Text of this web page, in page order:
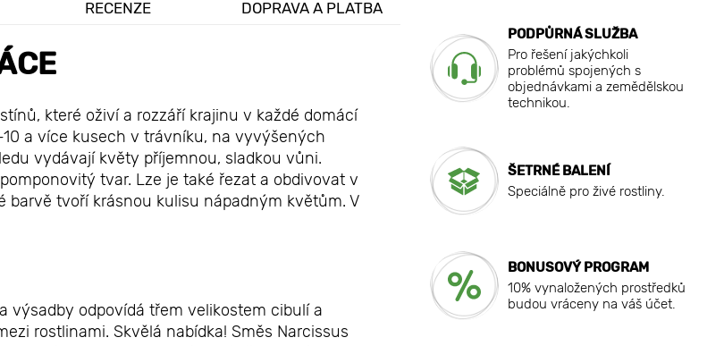
RECENZE DOPRAVA A PLATBA
které oživí a rozzáří krajinu v každé domácí
a více kusech v trávníku, na vyvýšených
vydávají květy příjemnou, sladkou vůni.
tvar. Lze je také řezat a obdivovat v
tvoří krásnou kulisu nápadným květům. V
výsadby odpovídá třem velikostem cibulí a
rostlinami. Skvělá nabídka! Směs Narcissus
PODPŮRNÁ SLUŽBA
Pro řešení jakýchkoli
problémů spojených s
objednávkami a zemědělskou
technikou.
ŠETRNÉ BALENÍ
Speciálně pro živé rostliny.
BONUSOVÝ PROGRAM
10% vynaložených prostředků
budou vráceny na váš účet.